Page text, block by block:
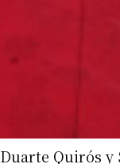
Quirós